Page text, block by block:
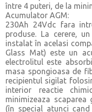
între 4 puteri, de la
Acumulator AGM:
230Ah 24Vdc fara
produse. La cerere,
instalat în acelasi
Glass Mat) este un
electrolitul este
masa spongioasa de
recipientul sigilat
interior reactie
minimizeaza
(în special atunci